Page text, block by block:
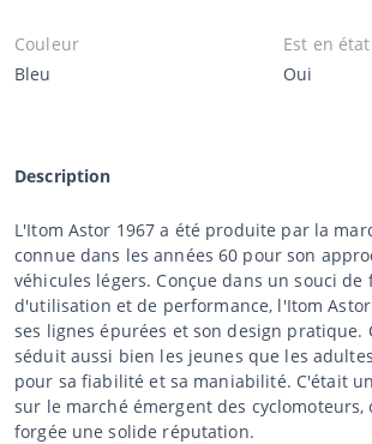
Couleur
Bleu
Est en
Oui
Description
L'Itom Astor 1967 a été produite par la
connue dans les années 60 pour son
véhicules légers. Conçue dans un souci de
d'utilisation et de performance, l'Itom
ses lignes épurées et son design pratique.
séduit aussi bien les jeunes que les
pour sa fiabilité et sa maniabilité. C'était
sur le marché émergent des cyclomoteurs,
forgée une solide réputation.